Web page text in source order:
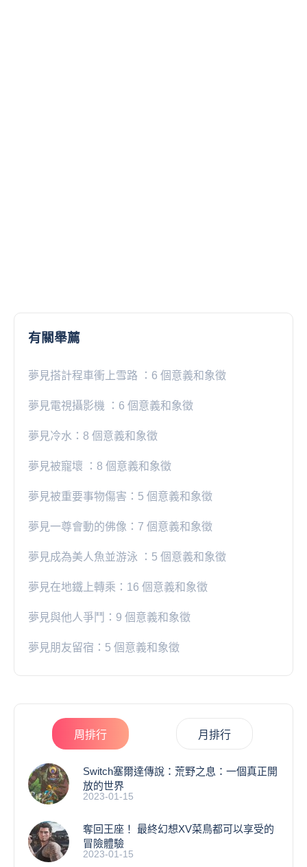
有關舉薦
夢見搭計程車衝上雪路 ：6 個意義和象徵
夢見電視攝影機 ：6 個意義和象徵
夢見冷水：8 個意義和象徵
夢見被寵壞 ：8 個意義和象徵
夢見被重要事物傷害：5 個意義和象徵
夢見一尊會動的佛像：7 個意義和象徵
夢見成為美人魚並游泳 ：5 個意義和象徵
夢見在地鐵上轉乘：16 個意義和象徵
夢見與他人爭鬥：9 個意義和象徵
夢見朋友留宿：5 個意義和象徵
周排行 月排行
Switch塞爾達傳說：荒野之息：一個真正開
放的世界
2023-01-15
奪回王座！ 最終幻想XV菜鳥都可以享受的
冒險體驗
2023-01-15